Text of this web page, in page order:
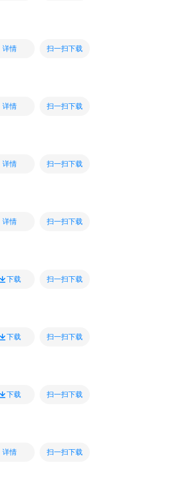
详情 扫一扫下载
详情 扫一扫下载
详情 扫一扫下载
详情 扫一扫下载
下载 扫一扫下载
下载 扫一扫下载
下载 扫一扫下载
详情 扫一扫下载